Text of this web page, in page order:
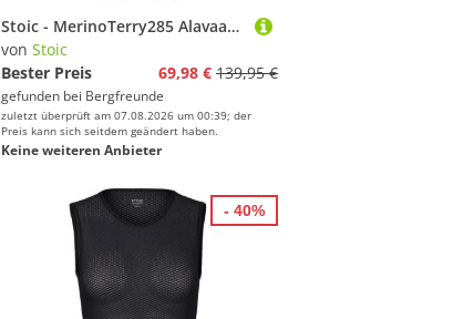
Stoic - MerinoTerry285 AlavaaraSt. Pants - Trainingshose Gr L schwarz
von Stoic
Bester Preis
69,98 € 139,95 €
gefunden bei Bergfreunde
zuletzt überprüft am 07.08.2026 um 00:39; der
Preis kann sich seitdem geändert haben.
Keine weiteren Anbieter
- 40%